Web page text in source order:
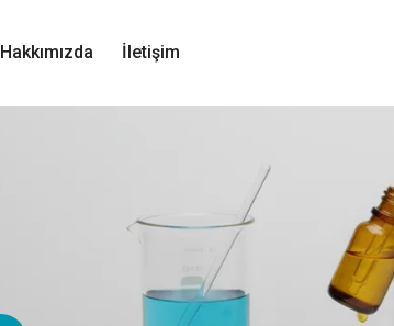
Hakkımızda İletişim